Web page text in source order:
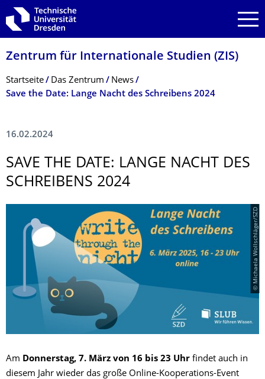
Zur Hauptnavigation springen
Zur Suche springen
Zum Inhalt springen
Zentrum für Internationale Studien (ZIS)
Breadcrumb-Menü
Startseite Das Zentrum
News
Save the Date: Lange Nacht des Schreibens 2024
16.02.2024
SAVE THE DATE: LANGE NACHT DES
SCHREIBENS 2024
© Michaela Wollschläger/SZD
Am Donnerstag, 7. März von 16 bis 23 Uhr findet auch in
diesem Jahr wieder das große Online-Kooperations-Event